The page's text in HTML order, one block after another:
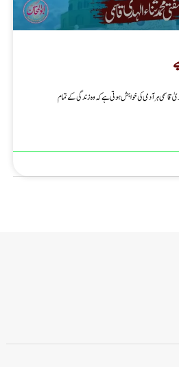
الہدیٰ قاسمی ہر آدمی کی خواہش ہوتی ہے کہ وہ زندگی کے تمام